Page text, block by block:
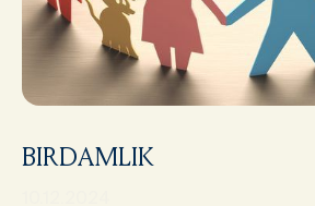
BIRDAMLIK